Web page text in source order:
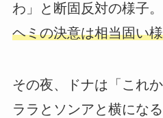
わ」と断固反対の様子。
ヘミの決意は相当固い
その夜、ドナは「これ
ララとソンアと横にな